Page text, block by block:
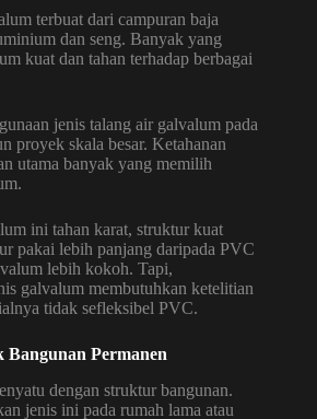
terbuat dari campuran baja
dan seng. Banyak yang
kuat dan tahan terhadap berbagai
jenis talang air galvalum pada
proyek skala besar. Ketahanan
utama banyak yang memilih
ini tahan karat, struktur kuat
pakai lebih panjang daripada PVC
lebih kokoh. Tapi,
galvalum membutuhkan ketelitian
tidak sefleksibel PVC.
Permanen
dengan struktur bangunan.
jenis ini pada rumah lama atau